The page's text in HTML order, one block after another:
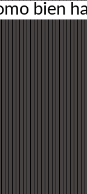
bien